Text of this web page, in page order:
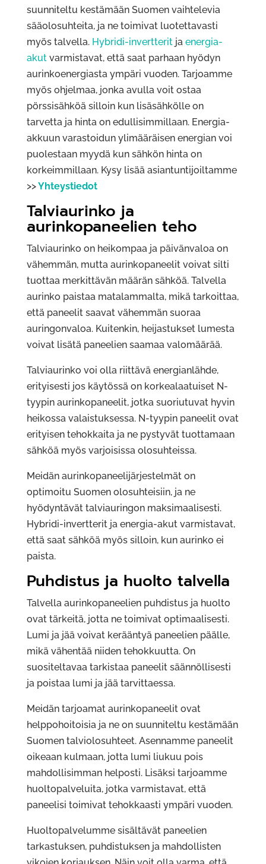
suunniteltu kestämään Suomen vaihtelevia
sääolosuhteita, ja ne toimivat luotettavasti
myös talvella. Hybridi-invertteritja energia-
akutvarmistavat, että saat parhaan hyödyn
aurinkoenergiasta ympäri vuoden. Tarjoamme
myös ohjelmaa, jonka avulla voit ostaa
pörssisähköä silloin kun lisäsähkölle on
tarvetta ja hinta on edullisimmillaan. Energia-
akkuun varastoidun ylimääräisen energian voi
puolestaan myydä kun sähkön hinta on
korkeimmillaan. Kysy lisää asiantuntijoiltamme
>>Yhteystiedot
Talviaurinko ja
aurinkopaneelien teho
Talviaurinko on heikompaa ja päivänvaloa on
vähemmän, mutta aurinkopaneelit voivat silti
tuottaa merkittävän määrän sähköä. Talvella
aurinko paistaa matalammalta, mikä tarkoittaa,
että paneelit saavat vähemmän suoraa
auringonvaloa. Kuitenkin, heijastukset lumesta
voivat lisätä paneelien saamaa valomäärää.
Talviaurinko voi olla riittävä energianlähde,
erityisesti jos käytössä on korkealaatuiset N-
tyypin aurinkopaneelit, jotka suoriutuvat hyvin
heikossa valaistuksessa. N-tyypin paneelit ovat
erityisen tehokkaita ja ne pystyvät tuottamaan
sähköä myös varjoisissa olosuhteissa.
Meidän aurinkopaneelijärjestelmät on
optimoitu Suomen olosuhteisiin, ja ne
hyödyntävät talviauringon maksimaalisesti.
Hybridi-invertterit ja energia-akut varmistavat,
että saat sähköä myös silloin, kun aurinko ei
paista.
Puhdistus ja huolto talvella
Talvella aurinkopaneelien puhdistus ja huolto
ovat tärkeitä, jotta ne toimivat optimaalisesti.
Lumi ja jää voivat kerääntyä paneelien päälle,
mikä vähentää niiden tehokkuutta. On
suositeltavaa tarkistaa paneelit säännöllisesti
ja poistaa lumi ja jää tarvittaessa.
Meidän tarjoamat aurinkopaneelit ovat
helppohoitoisia ja ne on suunniteltu kestämään
Suomen talviolosuhteet. Asennamme paneelit
oikeaan kulmaan, jotta lumi liukuu pois
mahdollisimman helposti. Lisäksi tarjoamme
huoltopalveluita, jotka varmistavat, että
paneelisi toimivat tehokkaasti ympäri vuoden.
Huoltopalvelumme sisältävät paneelien
tarkastuksen, puhdistuksen ja mahdollisten